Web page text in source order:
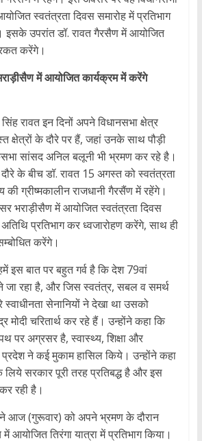
स्वतंत्रता दिवस समारोह में प्रतिभाग
इसके उपरांत डॉ. रावत गैरसैण में आयोजित
करेंगे।
में आयोजित कार्यक्रम में करेंगे
रावत इन दिनों अपने विधानसभा क्षेत्र
क्षेत्रों के दौरे पर हैं, जहां उनके साथ पौड़ी
सांसद अनिल बलूनी भी भ्रमण कर रहे है।
के बीच डॉ. रावत 15 अगस्त को स्वतंत्रता
की ग्रीष्मकालीन राजधानी गैरसैंण में रहेंगे।
भराड़ीसैण में आयोजित स्वतंत्रता दिवस
प्रतिभाग कर ध्वजारोहण करेंगे, साथ ही
करेंगे।
इस बात पर बहुत गर्व है कि देश 79वां
जा रहा है, और जिस स्वतंत्र, सबल व समर्थ
स्वाधीनता सेनानियों ने देखा था उसको
मोदी चरितार्थ कर रहे हैं। उन्होंने कहा कि
पर अग्रसर है, स्वास्थ्य, शिक्षा और
प्रदेश ने कई मुकाम हासिल किये। उन्होंने कहा
सरकार पूरी तरह प्रतिबद्ध है और इस
रही है।
आज (गुरूवार) को अपने भ्रमण के दौरान
आयोजित तिरंगा यात्रा में प्रतिभाग किया।